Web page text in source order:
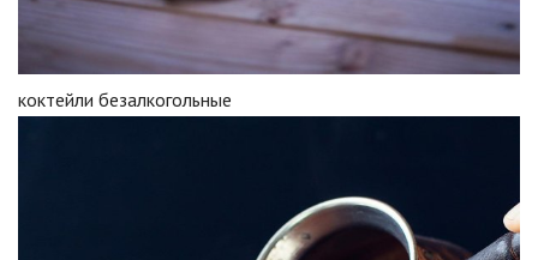
коктейли безалкогольные